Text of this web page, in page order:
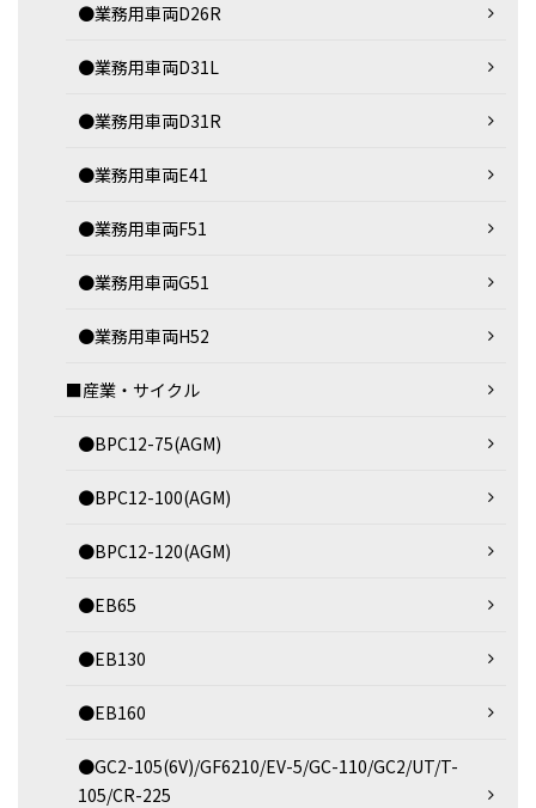
●業務用車両D26R
●業務用車両D31L
●業務用車両D31R
●業務用車両E41
●業務用車両F51
●業務用車両G51
●業務用車両H52
■産業・サイクル
●BPC12-75(AGM)
●BPC12-100(AGM)
●BPC12-120(AGM)
●EB65
●EB130
●EB160
●GC2-105(6V)/GF6210/EV-5/GC-110/GC2/UT/T-
105/CR-225